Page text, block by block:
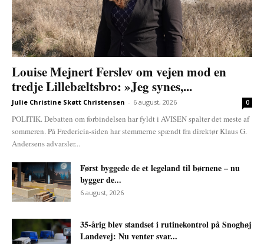
Louise Mejnert Ferslev om vejen mod en
tredje Lillebæltsbro: »Jeg synes,...
Julie Christine Skøtt Christensen - 6 august, 2026 0
POLITIK. Debatten om forbindelsen har fyldt i AVISEN spalter det meste af
sommeren. På Fredericia-siden har stemmerne spændt fra direktør Klaus G.
Andersens advarsler...
Først byggede de et legeland til børnene – nu
bygger de...
6 august, 2026
35-årig blev standset i rutinekontrol på Snoghøj
Landevej: Nu venter svar...